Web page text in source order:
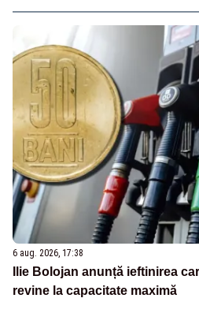
6 aug. 2026, 17:38
Ilie Bolojan anunță ieftinirea
revine la capacitate maximă